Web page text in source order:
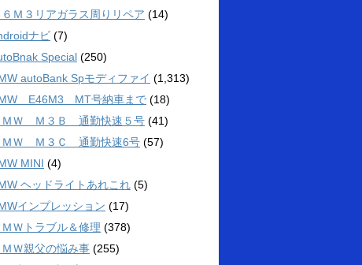
６Ｍ３リアガラス周りリペア (14)
ナビ (7)
Special (250)
autoBank Spモディファイ (1,313)
E46M3 MT号納車まで (18)
ＭＷ Ｍ３Ｂ 通勤快速５号 (41)
ＭＷ Ｍ３Ｃ 通勤快速6号 (57)
MINI (4)
ヘッドライトあれこれ (5)
インプレッション (17)
ＭＷトラブル＆修理 (378)
ＭＷ親父の悩み事 (255)